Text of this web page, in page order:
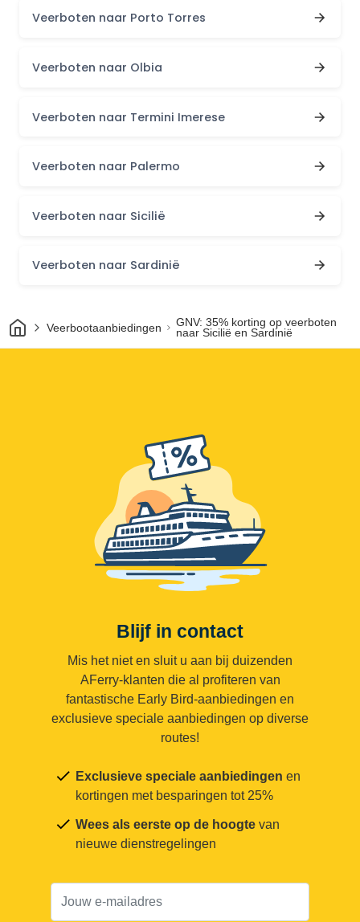
Veerboten naar Porto Torres
Veerboten naar Olbia
Veerboten naar Termini Imerese
Veerboten naar Palermo
Veerboten naar Sicilië
Veerboten naar Sardinië
ThuisVeerbootaanbiedingen
GNV: 35% korting op veerboten
naar Sicilië en Sardinië
Blijf in contact
Mis het niet en sluit u aan bij duizenden
AFerry-klanten die al profiteren van
fantastische Early Bird-aanbiedingen en
exclusieve speciale aanbiedingen op diverse
routes!
Exclusieve speciale aanbiedingen en
kortingen met besparingen tot 25%
Wees als eerste op de hoogte van
nieuwe dienstregelingen